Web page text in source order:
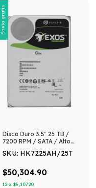
Envío gratis
Disco Duro 3.5" 25 TB /
7200 RPM / SATA / Alto
Recomendado para
SKU: HK7225AH/25T
$50,304.90
12 x $5,107.20